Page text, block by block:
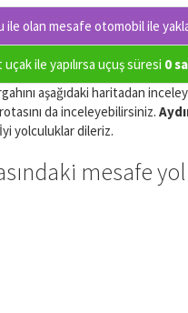
ile olan mesafe otomobil ile
ile yapılırsa uçuş süresi 0
aşağıdaki haritadan
da inceleyebilirsiniz.
yolculuklar dileriz.
mesafe